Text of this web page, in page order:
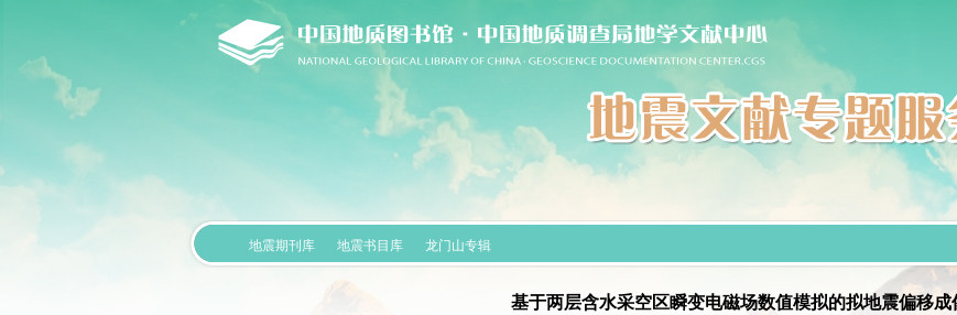
地震期刊库 地震书目库 龙门山专辑
基于两层含水采空区瞬变电磁场数值模拟的拟地震偏移成